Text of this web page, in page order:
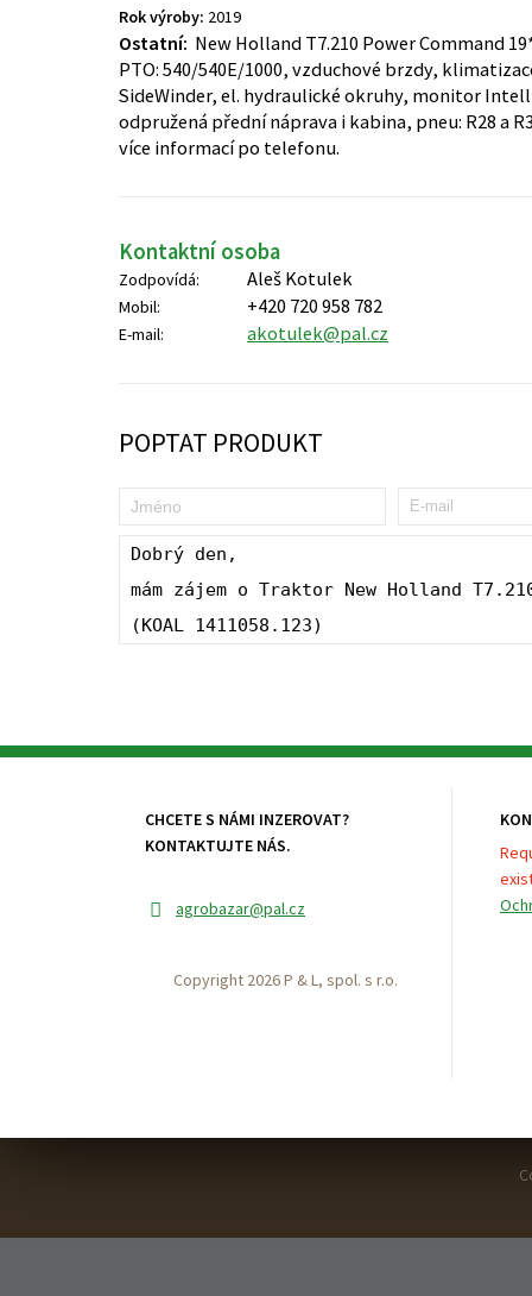
Rok výroby: 2019
Ostatní: New Holland T7.210 Power Command
PTO: 540/540E/1000, vzduchové brzdy,
SideWinder, el. hydraulické okruhy, monitor
odpružená přední náprava i kabina, pneu: R28 a
více informací po telefonu.
Kontaktní osoba
Zodpovídá: Aleš Kotulek
Mobil: +420 720 958 782
E-mail: akotulek@pal.cz
POPTAT PRODUKT
CHCETE S NÁMI INZEROVAT?
KONTAKTUJTE NÁS.
agrobazar@pal.cz
Copyright 2026 P & L, spol. s r.o.